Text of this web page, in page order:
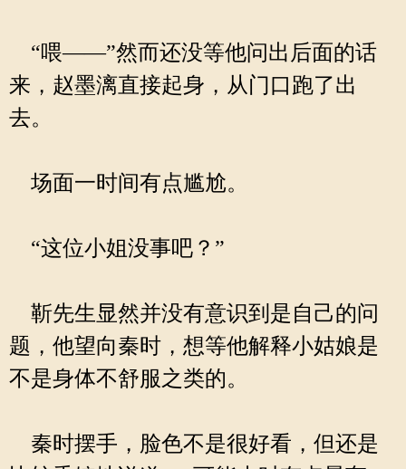
“喂——”然而还没等他问出后面的话
来，赵墨漓直接起身，从门口跑了出
去。
场面一时间有点尴尬。
“这位小姐没事吧？”
靳先生显然并没有意识到是自己的问
题，他望向秦时，想等他解释小姑娘是
不是身体不舒服之类的。
秦时摆手，脸色不是很好看，但还是